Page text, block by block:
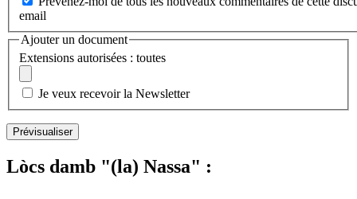
email
Ajouter un document
Extensions autorisées : toutes
Je veux recevoir la Newsletter
Lòcs damb "(la) Nassa" :